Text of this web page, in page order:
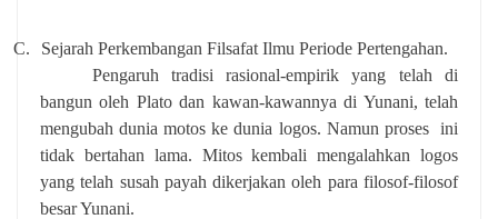
C.
Sejarah Perkembangan Filsafat Ilmu Periode Pertengahan.
Pengaruh tradisi rasional-empirik yang telah di
bangun oleh Plato dan kawan-kawannya di Yunani, telah
mengubah dunia motos ke dunia logos. Namun proses
ini
tidak bertahan lama. Mitos kembali mengalahkan logos
yang telah susah payah dikerjakan oleh para filosof-filosof
besar Yunani.